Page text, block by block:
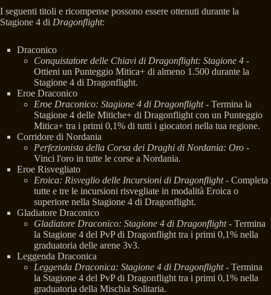
I seguenti titoli e ricompense possono essere ottenuti durante la
Stagione 4 di Dragonflight:
Draconico
Conquistatore delle Chiavi di Dragonflight: Stagione 4 -
Ottieni un Punteggio Mitica+ di almeno 1.500 durante la
Stagione 4 di Dragonflight.
Eroe Draconico
Eroe Draconico: Stagione 4 di Dragonflight- Termina la
Stagione 4 delle Mitiche+ di Dragonflight con un Punteggio
Mitica+ tra i primi 0,1% di tutti i giocatori nella tua regione.
Corridore di Nordania
Perfezionista della Corsa dei Draghi di Nordania: Oro -
Vinci l'oro in tutte le corse a Nordania.
Eroe Risvegliato
Eroica: Risveglio delle Incursioni di Dragonflight- Completa
tutte e tre le incursioni risvegliate in modalità Eroica o
superiore nella Stagione 4 di Dragonflight.
Gladiatore Draconico
Gladiatore Draconico: Stagione 4 di Dragonflight- Termina
la Stagione 4 del PvP di Dragonflight tra i primi 0,1% nella
graduatoria delle arene 3v3.
Leggenda Draconica
Leggenda Draconica: Stagione 4 di Dragonflight- Termina
la Stagione 4 del PvP di Dragonflight tra i primi 0,1% nella
graduatoria della Mischia Solitaria.